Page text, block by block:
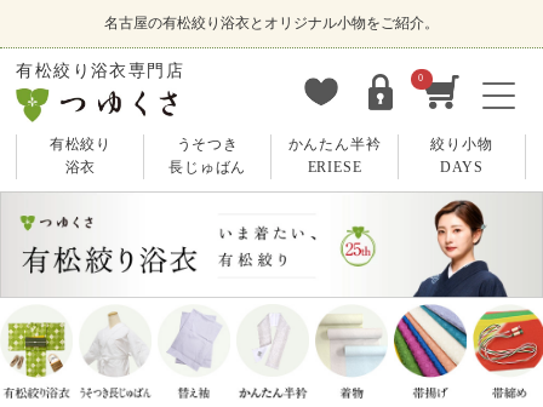
名古屋の有松絞り浴衣とオリジナル小物をご紹介。
有松絞り浴衣専門店 0
有松絞り
浴衣
うそつき
長じゅばん
かんたん半衿
ERIESE
絞り小物
DAYS